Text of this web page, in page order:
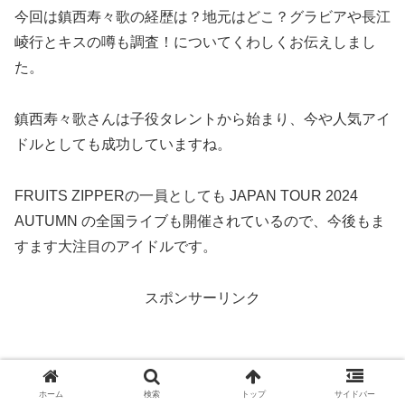
今回は鎮西寿々歌の経歴は？地元はどこ？グラビアや長江
崚行とキスの噂も調査！についてくわしくお伝えしまし
た。
鎮西寿々歌さんは子役タレントから始まり、今や人気アイ
ドルとしても成功していますね。
FRUITS ZIPPERの一員としても JAPAN TOUR 2024
AUTUMN の全国ライブも開催されているので、今後もま
すます大注目のアイドルです。
スポンサーリンク
ホーム 検索 トップ サイドバー